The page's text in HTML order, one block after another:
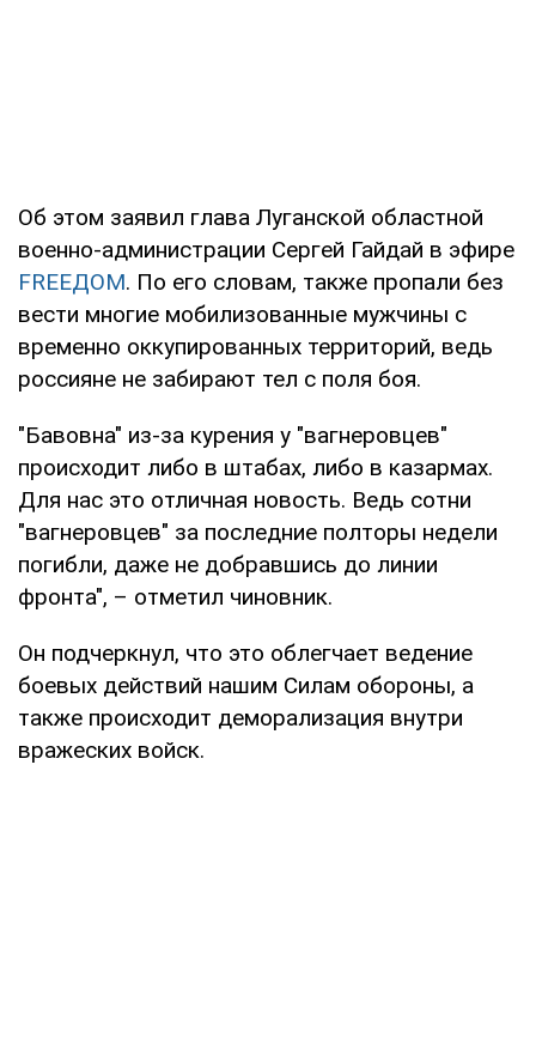
Об этом заявил глава Луганской областной
военно-администрации Сергей Гайдай в эфире
FREEДОМ. По его словам, также пропали без
вести многие мобилизованные мужчины с
временно оккупированных территорий, ведь
россияне не забирают тел с поля боя.
"Бавовна" из-за курения у "вагнеровцев"
происходит либо в штабах, либо в казармах.
Для нас это отличная новость. Ведь сотни
"вагнеровцев" за последние полторы недели
погибли, даже не добравшись до линии
фронта", – отметил чиновник.
Он подчеркнул, что это облегчает ведение
боевых действий нашим Силам обороны, а
также происходит деморализация внутри
вражеских войск.